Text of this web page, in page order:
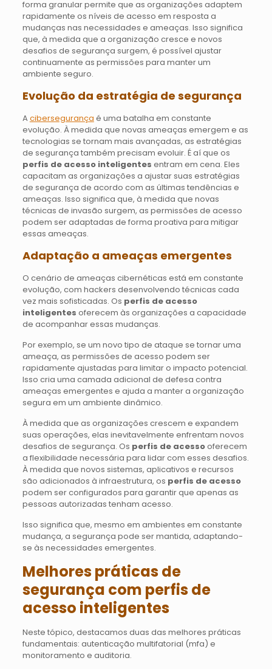
forma granular permite que as organizações adaptem
rapidamente os níveis de acesso em resposta a
mudanças nas necessidades e ameaças. Isso significa
que, à medida que a organização cresce e novos
desafios de segurança surgem, é possível ajustar
continuamente as permissões para manter um
ambiente seguro.
Evolução da estratégia de segurança
A cibersegurança é uma batalha em constante
evolução. À medida que novas ameaças emergem e as
tecnologias se tornam mais avançadas, as estratégias
de segurança também precisam evoluir. É aí que os
perfis de acesso inteligentes entram em cena. Eles
capacitam as organizações a ajustar suas estratégias
de segurança de acordo com as últimas tendências e
ameaças. Isso significa que, à medida que novas
técnicas de invasão surgem, as permissões de acesso
podem ser adaptadas de forma proativa para mitigar
essas ameaças.
Adaptação a ameaças emergentes
O cenário de ameaças cibernéticas está em constante
evolução, com hackers desenvolvendo técnicas cada
vez mais sofisticadas. Os perfis de acesso
inteligentes oferecem às organizações a capacidade
de acompanhar essas mudanças.
Por exemplo, se um novo tipo de ataque se tornar uma
ameaça, as permissões de acesso podem ser
rapidamente ajustadas para limitar o impacto potencial.
Isso cria uma camada adicional de defesa contra
ameaças emergentes e ajuda a manter a organização
segura em um ambiente dinâmico.
À medida que as organizações crescem e expandem
suas operações, elas inevitavelmente enfrentam novos
desafios de segurança. Os perfis de acessooferecem
a flexibilidade necessária para lidar com esses desafios.
À medida que novos sistemas, aplicativos e recursos
são adicionados à infraestrutura, os perfis de acesso
podem ser configurados para garantir que apenas as
pessoas autorizadas tenham acesso.
Isso significa que, mesmo em ambientes em constante
mudança, a segurança pode ser mantida, adaptando-
se às necessidades emergentes.
Melhores práticas de
segurança com perfis de
acesso inteligentes
Neste tópico, destacamos duas das melhores práticas
fundamentais: autenticação multifatorial (mfa) e
monitoramento e auditoria.